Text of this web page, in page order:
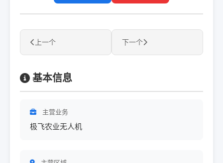
上一个 下一个
基本信息
主营业务
极飞农业无人机